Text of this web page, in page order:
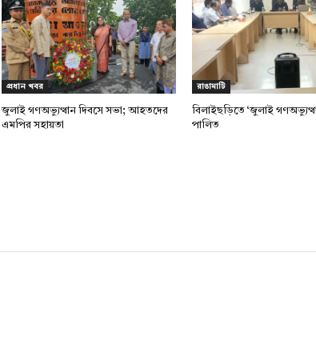
প্রধান খবর
জুলাই গণঅভ্যুত্থান দিবসে সভা; আহতদের
এমপির সহায়তা
রাঙামাটি
বিলাইছড়িতে ‘জুলাই
পালিত